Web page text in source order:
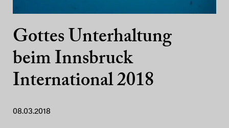
Gottes Unterhaltung
beim Innsbruck
International 2018
08.03.2018